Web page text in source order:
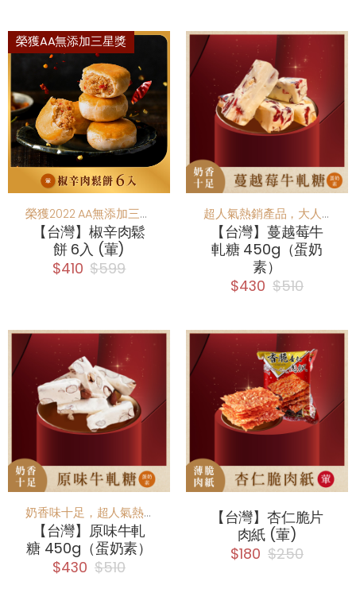
榮獲AA無添加三星獎
榮獲2022 AA無添加三星獎，非凡大探索報導，，一口咬下酥香麻鹹香不膩
【台灣】椒辛肉鬆
餅 6入 (葷)
$410 $599
超人氣熱銷產品，大人小孩的最愛，吃得到蔓越莓！
【台灣】蔓越莓牛
軋糖 450g（蛋奶
素）
$430 $510
奶香味十足，超人氣熱銷產品，大人小孩的最愛
【台灣】原味牛軋
糖 450g（蛋奶素）
$430 $510
【台灣】杏仁脆片
肉紙 (葷)
$180 $250